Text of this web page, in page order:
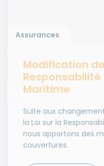
Assurances
Modification
Maritime
Suite aux
la Loi sur la
nous apportons des
couvertures.